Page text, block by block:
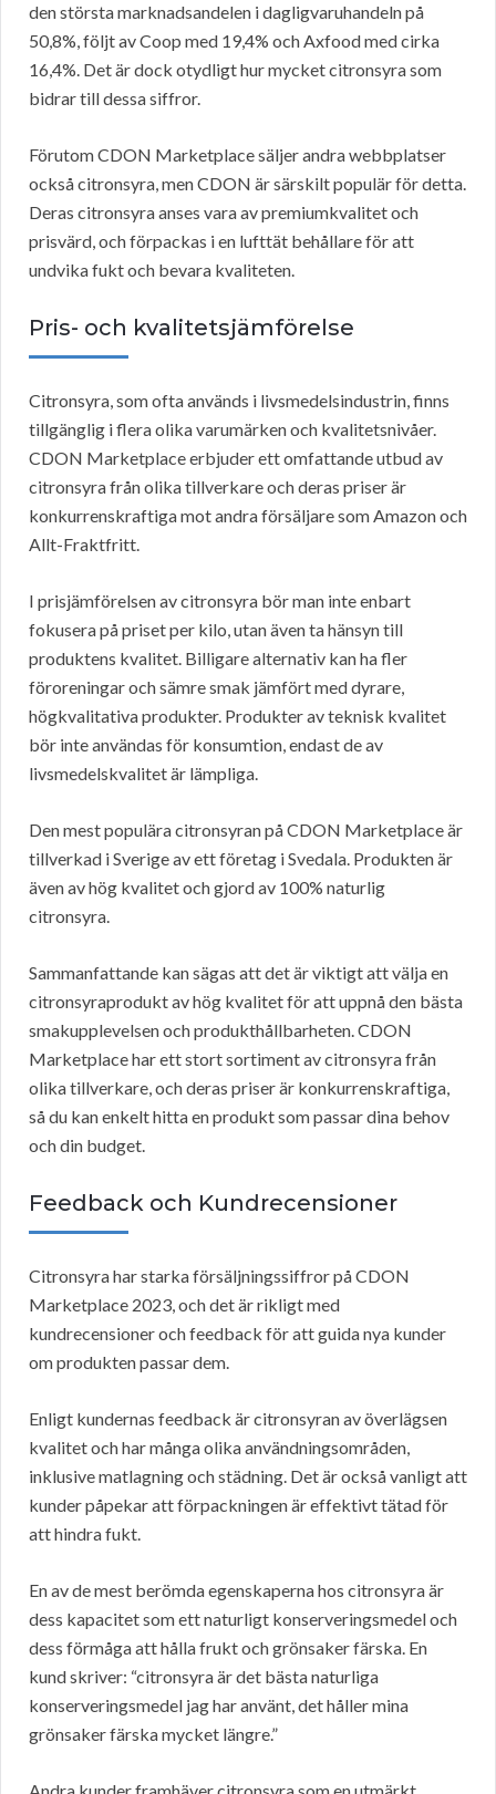
den största marknadsandelen i dagligvaruhandeln på
50,8%, följt av Coop med 19,4% och Axfood med cirka
16,4%. Det är dock otydligt hur mycket citronsyra som
bidrar till dessa siffror.
Förutom CDON Marketplace säljer andra webbplatser
också citronsyra, men CDON är särskilt populär för detta.
Deras citronsyra anses vara av premiumkvalitet och
prisvärd, och förpackas i en lufttät behållare för att
undvika fukt och bevara kvaliteten.
Pris- och kvalitetsjämförelse
Citronsyra, som ofta används i livsmedelsindustrin, finns
tillgänglig i flera olika varumärken och kvalitetsnivåer.
CDON Marketplace erbjuder ett omfattande utbud av
citronsyra från olika tillverkare och deras priser är
konkurrenskraftiga mot andra försäljare som Amazon och
Allt-Fraktfritt.
I prisjämförelsen av citronsyra bör man inte enbart
fokusera på priset per kilo, utan även ta hänsyn till
produktens kvalitet. Billigare alternativ kan ha fler
föroreningar och sämre smak jämfört med dyrare,
högkvalitativa produkter. Produkter av teknisk kvalitet
bör inte användas för konsumtion, endast de av
livsmedelskvalitet är lämpliga.
Den mest populära citronsyran på CDON Marketplace är
tillverkad i Sverige av ett företag i Svedala. Produkten är
även av hög kvalitet och gjord av 100% naturlig
citronsyra.
Sammanfattande kan sägas att det är viktigt att välja en
citronsyraprodukt av hög kvalitet för att uppnå den bästa
smakupplevelsen och produkthållbarheten. CDON
Marketplace har ett stort sortiment av citronsyra från
olika tillverkare, och deras priser är konkurrenskraftiga,
så du kan enkelt hitta en produkt som passar dina behov
och din budget.
Feedback och Kundrecensioner
Citronsyra har starka försäljningssiffror på CDON
Marketplace 2023, och det är rikligt med
kundrecensioner och feedback för att guida nya kunder
om produkten passar dem.
Enligt kundernas feedback är citronsyran av överlägsen
kvalitet och har många olika användningsområden,
inklusive matlagning och städning. Det är också vanligt att
kunder påpekar att förpackningen är effektivt tätad för
att hindra fukt.
En av de mest berömda egenskaperna hos citronsyra är
dess kapacitet som ett naturligt konserveringsmedel och
dess förmåga att hålla frukt och grönsaker färska. En
kund skriver: “citronsyra är det bästa naturliga
konserveringsmedel jag har använt, det håller mina
grönsaker färska mycket längre.”